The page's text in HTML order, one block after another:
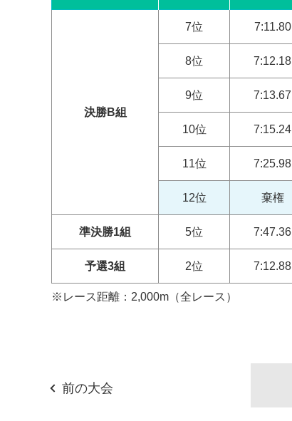
決勝B組
7位 7:11.80
8位 7:12.18
9位 7:13.67
10位 7:15.24
11位 7:25.98
12位 棄権
準決勝1組 5位 7:47.36
予選3組 2位 7:12.88
※レース距離：2,000m（全レース）
前の大会